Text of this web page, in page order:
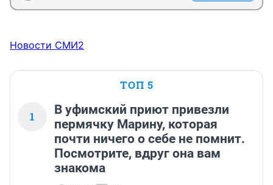
Новости СМИ2
ТОП 5
1
В уфимский приют привезли
пермячку Марину, которая
почти ничего о себе не помнит.
Посмотрите, вдруг она вам
знакома